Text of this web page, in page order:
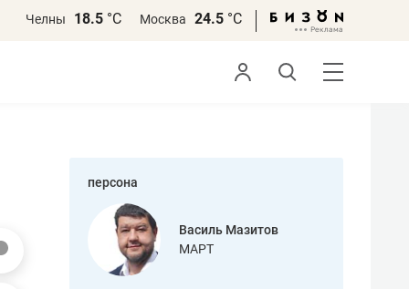
Челны 18.5 °С Москва 24.5 °С
персона
Василь Мазитов
МАРТ